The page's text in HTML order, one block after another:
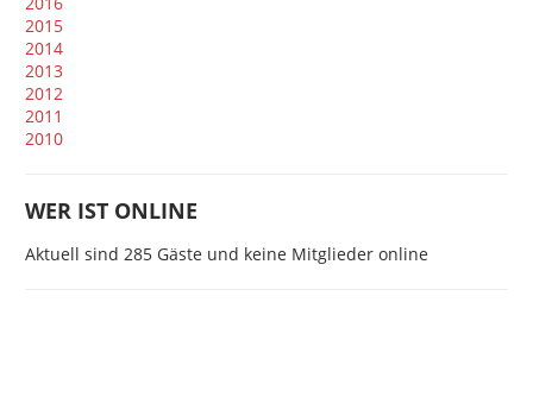
2015
2014
2013
2012
2011
2010
WER IST ONLINE
Aktuell sind 285 Gäste und keine Mitglieder online